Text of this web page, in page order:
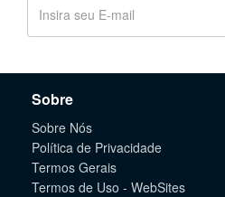
Sobre
Sobre Nós
Política de Privacidade
Termos Gerais
Termos de Uso - WebSites